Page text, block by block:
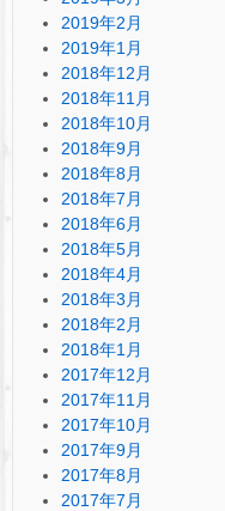
2019年2月
2019年1月
2018年12月
2018年11月
2018年10月
2018年9月
2018年8月
2018年7月
2018年6月
2018年5月
2018年4月
2018年3月
2018年2月
2018年1月
2017年12月
2017年11月
2017年10月
2017年9月
2017年8月
2017年7月